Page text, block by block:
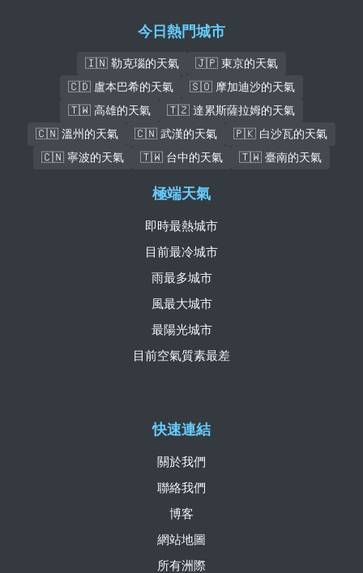
今日熱門城市
🇮🇳 勒克瑙的天氣
🇯🇵 東京的天氣
🇨🇩 盧本巴希的天氣
🇸🇴 摩加迪沙的天氣
🇹🇼 高雄的天氣
🇹🇿 達累斯薩拉姆的天氣
🇨🇳 溫州的天氣
🇨🇳 武漢的天氣
🇵🇰 白沙瓦的天氣
🇨🇳 寧波的天氣
🇹🇼 台中的天氣 🇹🇼 臺南的天氣
快速連結
關於我們
聯絡我們
博客
網站地圖
所有洲際
極端天氣
即時最熱城市
目前最冷城市
雨最多城市
風最大城市
最陽光城市
目前空氣質素最差